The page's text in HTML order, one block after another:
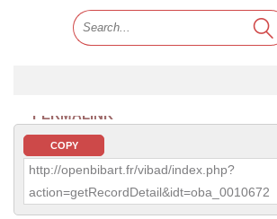
PERMALINK
COPY
http://openbibart.fr/vibad/index.php?
action=getRecordDetail&idt=oba_0010672